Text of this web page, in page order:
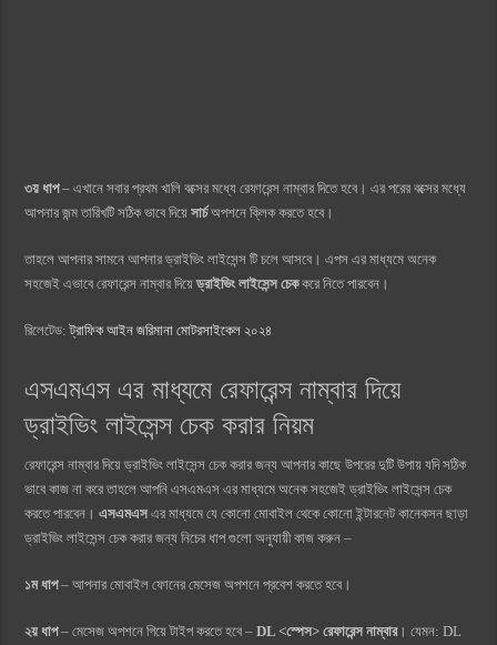
৩য় ধাপ– এখানে সবার প্রথম খালি বক্সের মধ্যে রেফারেন্স নাম্বার দিতে হবে। এর পরের বক্সের মধ্যে
আপনার জন্ম তারিখটি সঠিক ভাবে দিয়েসার্চঅপশনে ক্লিক করতে হবে।
তাহলে আপনার সামনে আপনার ড্রাইভিং লাইসেন্স টি চলে আসবে। এপস এর মাধ্যমে অনেক
সহজেই এভাবে রেফারেন্স নাম্বার দিয়েড্রাইভিং লাইসেন্স চেককরে নিতে পারবেন।
রিলেটেড:ট্রাফিক আইন জরিমানা মোটরসাইকেল ২০২৪
এসএমএস এর মাধ্যমে রেফারেন্স নাম্বার দিয়ে
ড্রাইভিং লাইসেন্স চেক করার নিয়ম
রেফারেন্স নাম্বার দিয়ে ড্রাইভিং লাইসেন্স চেক করার জন্য আপনার কাছে উপরের দুটি উপায় যদি সঠিক
ভাবে কাজ না করে তাহলে আপনি এসএমএস এর মাধ্যমে অনেক সহজেই ড্রাইভিং লাইসেন্স চেক
করতে পারবেন।এসএমএস এর মাধ্যমে যে কোনো মোবাইল থেকে কোনো ইন্টারনেট কানেকসন ছাড়া
ড্রাইভিং লাইসেন্স চেক করার জন্য নিচের ধাপ গুলো অনুযায়ী কাজ করুন –
১ম ধাপ– আপনার মোবাইল ফোনের মেসেজ অপশনে প্রবেশ করতে হবে।
২য় ধাপ– মেসেজ অপশনে গিয়ে টাইপ করতে হবে –DL <স্পেস> রেফারেন্স নাম্বার। যেমন: DL